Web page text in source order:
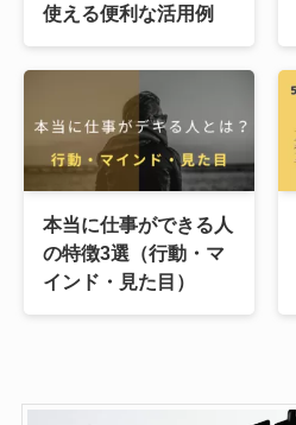
使える便利な活用例
本当に仕事ができる人
の特徴3選（行動・マ
インド・見た目）